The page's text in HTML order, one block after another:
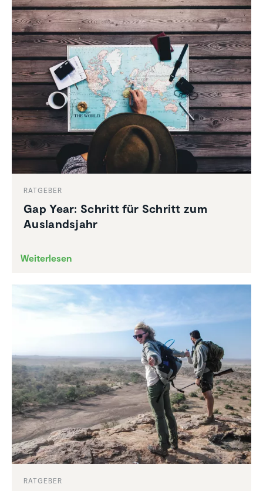
RATGEBER
Gap Year: Schritt für Schritt zum
Auslands­jahr
Weiterlesen
RATGEBER